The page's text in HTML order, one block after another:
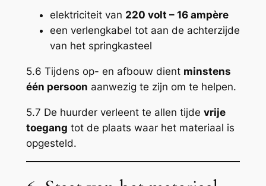
elektriciteit van 220 volt – 16 ampère
een verlengkabel tot aan de achterzijde
van het springkasteel
5.6 Tijdens op- en afbouw dient minstens
één persoon aanwezig te zijn om te helpen.
5.7 De huurder verleent te allen tijde vrije
toegang tot de plaats waar het materiaal is
opgesteld.